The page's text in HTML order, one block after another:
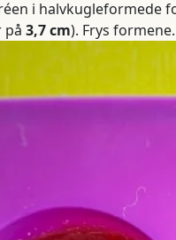
i halvkugleformede
på 3,7 cm). Frys formene.